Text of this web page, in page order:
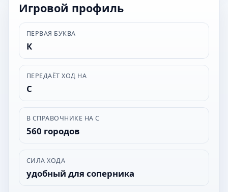
Игровой профиль
ПЕРВАЯ БУКВА
К
ПЕРЕДАЁТ ХОД НА
С
В СПРАВОЧНИКЕ НА С
560 городов
СИЛА ХОДА
удобный для соперника